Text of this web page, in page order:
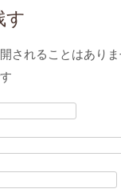
す
されることはあり